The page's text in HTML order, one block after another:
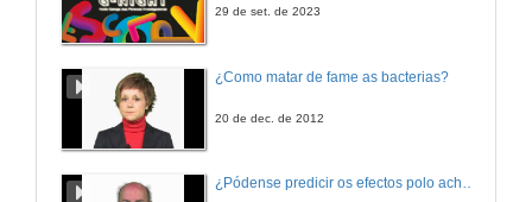
29 de set. de 2023
¿Como matar de fame as bacterias?
20 de dec. de 2012
¿Pódense predicir os efectos polo achegamento á Terra dos asteroides?